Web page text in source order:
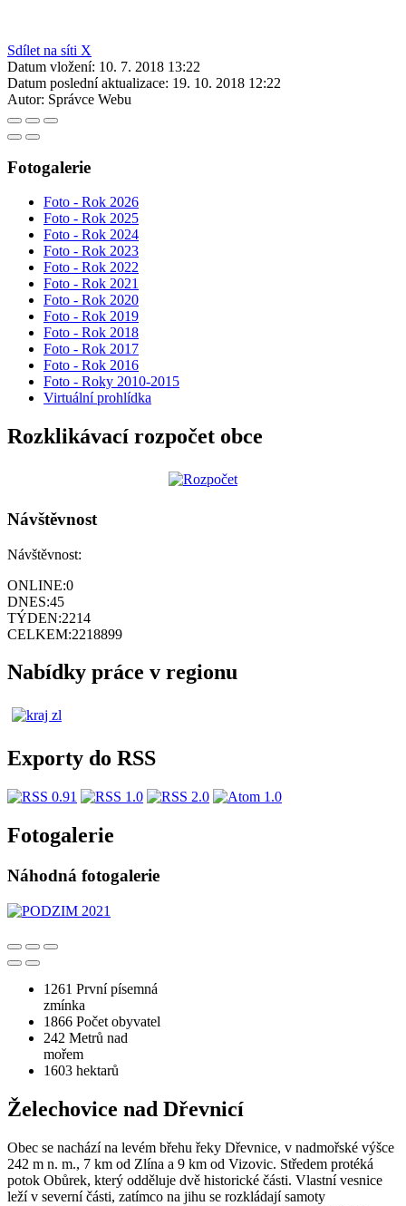
Sdílet na síti X
Datum vložení: 10. 7. 2018 13:22
Datum poslední aktualizace: 19. 10. 2018 12:22
Autor: Správce Webu
Fotogalerie
Foto - Rok 2026
Foto - Rok 2025
Foto - Rok 2024
Foto - Rok 2023
Foto - Rok 2022
Foto - Rok 2021
Foto - Rok 2020
Foto - Rok 2019
Foto - Rok 2018
Foto - Rok 2017
Foto - Rok 2016
Foto - Roky 2010-2015
Virtuální prohlídka
Rozklikávací rozpočet obce
Návštěvnost
Návštěvnost:
ONLINE:0
DNES:45
TÝDEN:2214
CELKEM:2218899
Nabídky práce v regionu
Exporty do RSS
Fotogalerie
Náhodná fotogalerie
1261 První písemná
zmínka
1866 Počet obyvatel
242 Metrů nad
mořem
1603 hektarů
Želechovice nad Dřevnicí
Obec se nachází na levém břehu řeky Dřevnice, v nadmořské výšce
242 m n. m., 7 km od Zlína a 9 km od Vizovic. Středem protéká
potok Obůrek, který odděluje dvě historické části. Vlastní vesnice
leží v severní části, zatímco na jihu se rozkládají samoty